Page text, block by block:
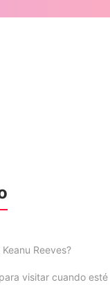
Reeves?
visitar cuando esté